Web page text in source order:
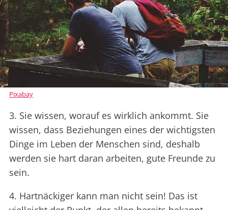
Pixabay
3. Sie wissen, worauf es wirklich ankommt. Sie
wissen, dass Beziehungen eines der wichtigsten
Dinge im Leben der Menschen sind, deshalb
werden sie hart daran arbeiten, gute Freunde zu
sein.
4. Hartnäckiger kann man nicht sein! Das ist